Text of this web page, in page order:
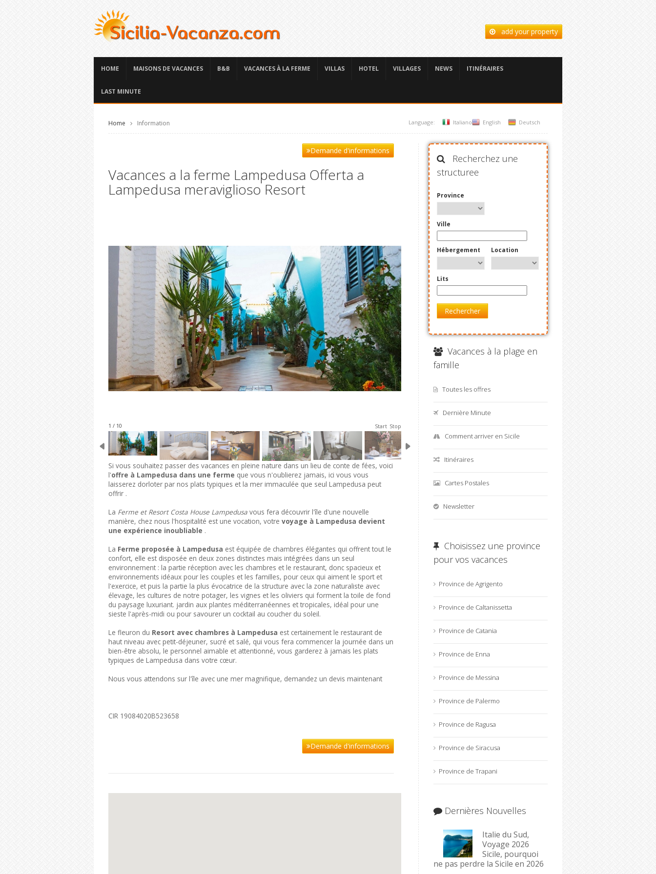
add your property
HOME MAISONS DE VACANCES B&B VACANCES À LA FERME VILLAS HOTEL VILLAGES NEWS ITINÉRAIRES
LAST MINUTE
Home Information Language: Italiano English Deutsch
Demande d'informations
Vacances a la ferme Lampedusa Offerta a
Lampedusa meraviglioso Resort
1 / 10 Start Stop
Si vous souhaitez passer des vacances en pleine nature dans un lieu de conte de fées, voici
l'offre à Lampedusa dans une ferme que vous n'oublierez jamais, ici vous vous
laisserez dorloter par nos plats typiques et la mer immaculée que seul Lampedusa peut
offrir .
La Ferme et Resort Costa House Lampedusa vous fera découvrir l'île d'une nouvelle
manière, chez nous l'hospitalité est une vocation, votre voyage à Lampedusa devient
une expérience inoubliable .
La Ferme proposée à Lampedusa est équipée de chambres élégantes qui offrent tout le
confort, elle est disposée en deux zones distinctes mais intégrées dans un seul
environnement : la partie réception avec les chambres et le restaurant, donc spacieux et
environnements idéaux pour les couples et les familles, pour ceux qui aiment le sport et
l'exercice, et puis la partie la plus évocatrice de la structure avec la zone naturaliste avec
élevage, les cultures de notre potager, les vignes et les oliviers qui forment la toile de fond
du paysage luxuriant. jardin aux plantes méditerranéennes et tropicales, idéal pour une
sieste l'après-midi ou pour savourer un cocktail au coucher du soleil.
Le fleuron du Resort avec chambres à Lampedusa est certainement le restaurant de
haut niveau avec petit-déjeuner, sucré et salé, qui vous fera commencer la journée dans un
bien-être absolu, le personnel aimable et attentionné, vous garderez à jamais les plats
typiques de Lampedusa dans votre cœur.
Nous vous attendons sur l'île avec une mer magnifique, demandez un devis maintenant
CIR 19084020B523658
Demande d'informations
Recherchez une
structuree
Province
Ville
Hébergement Location
Lits
Rechercher
Vacances à la plage en
famille
Toutes les offres
Dernière Minute
Comment arriver en Sicile
Itinéraires
Cartes Postales
Newsletter
Choisissez une province
pour vos vacances
Province de Agrigento
Province de Caltanissetta
Province de Catania
Province de Enna
Province de Messina
Province de Palermo
Province de Ragusa
Province de Siracusa
Province de Trapani
Dernières Nouvelles
Italie du Sud,
Voyage 2026
Sicile, pourquoi
ne pas perdre la Sicile en 2026